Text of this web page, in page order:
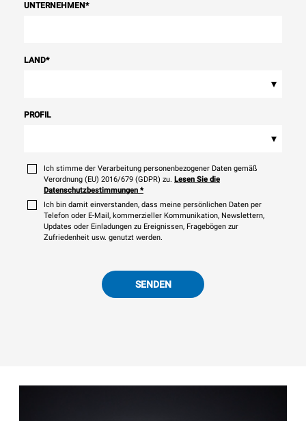
UNTERNEHMEN*
LAND*
▾
PROFIL
▾
Ich stimme der Verarbeitung personenbezogener Daten gemäß
Verordnung (EU) 2016/679 (GDPR) zu. Lesen Sie die
Datenschutzbestimmungen *
Ich bin damit einverstanden, dass meine persönlichen Daten per
Telefon oder E-Mail, kommerzieller Kommunikation, Newslettern,
Updates oder Einladungen zu Ereignissen, Fragebögen zur
Zufriedenheit usw. genutzt werden.
SENDEN